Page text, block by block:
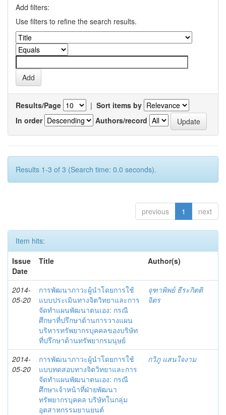
Add filters:
Use filters to refine the search results.
Results/Page | Sort items by
In order
Authors/record
Results 1-3 of 3 (Search time: 0.0 seconds).
previous 1 next
Item hits:
Issue
Date
Title Author(s)
2014-
05-20
การพัฒนาภาวะผู้นำโดยการใช้
แบบประเมินทางจิตวิทยาและการ
จัดทำแผนพัฒนาตนเอง: กรณี
ศึกษาที่ปรึกษาด้านการวางแผน
บริหารทรัพยากรบุคคลของบริษัท
ที่ปรึกษาด้านทรัพยากรมนุษย์
จุฑาพิพย์ ธีระกิตติ
จิตร
2014-
05-20
การพัฒนาภาวะผู้นำโดยการใช้
แบบทดสอบทางจิตวิทยาและการ
จัดทำแผนพัฒนาตนเอง: กรณี
ศึกษาเจ้าหน้าที่ฝ่ายพัฒนา
ทรัพยากรบุคคล บริษัทในกลุ่ม
อุตสาหกรรมยานยนต์
กวิภู แสนใจงาม